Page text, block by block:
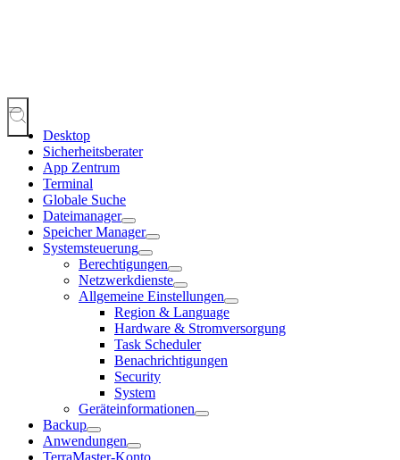
Desktop
Sicherheitsberater
App Zentrum
Terminal
Globale Suche
Dateimanager
Speicher Manager
Systemsteuerung
Berechtigungen
Netzwerkdienste
Allgemeine Einstellungen
Region & Language
Hardware & Stromversorgung
Task Scheduler
Benachrichtigungen
Security
System
Geräteinformationen
Backup
Anwendungen
TerraMaster-Konto